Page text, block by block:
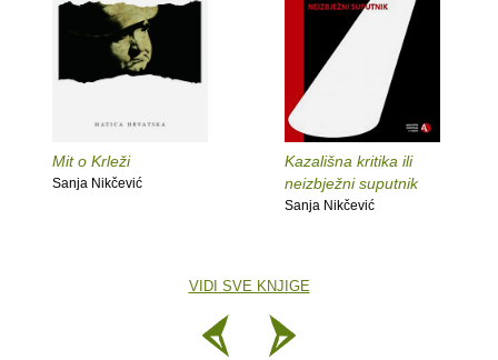
Mit o Krleži
Sanja Nikčević
Kazališna kritika ili
neizbježni suputnik
Sanja Nikčević
VIDI SVE KNJIGE